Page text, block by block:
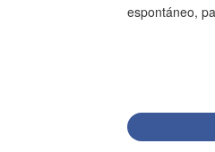
espontáneo,